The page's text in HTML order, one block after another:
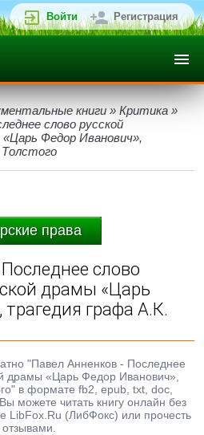
Войти Регистрация
книги » Критика »
слово русской
Федор Иванович»,
права
слово
драмы «Царь
графа А.К.
"Павел Анненков - Последнее
драмы «Царь Федор Иванович»,
в формате fb2, epub, txt, doc,
можете читать книгу онлайн без
LibFox.Ru (ЛибФокс) или прочесть